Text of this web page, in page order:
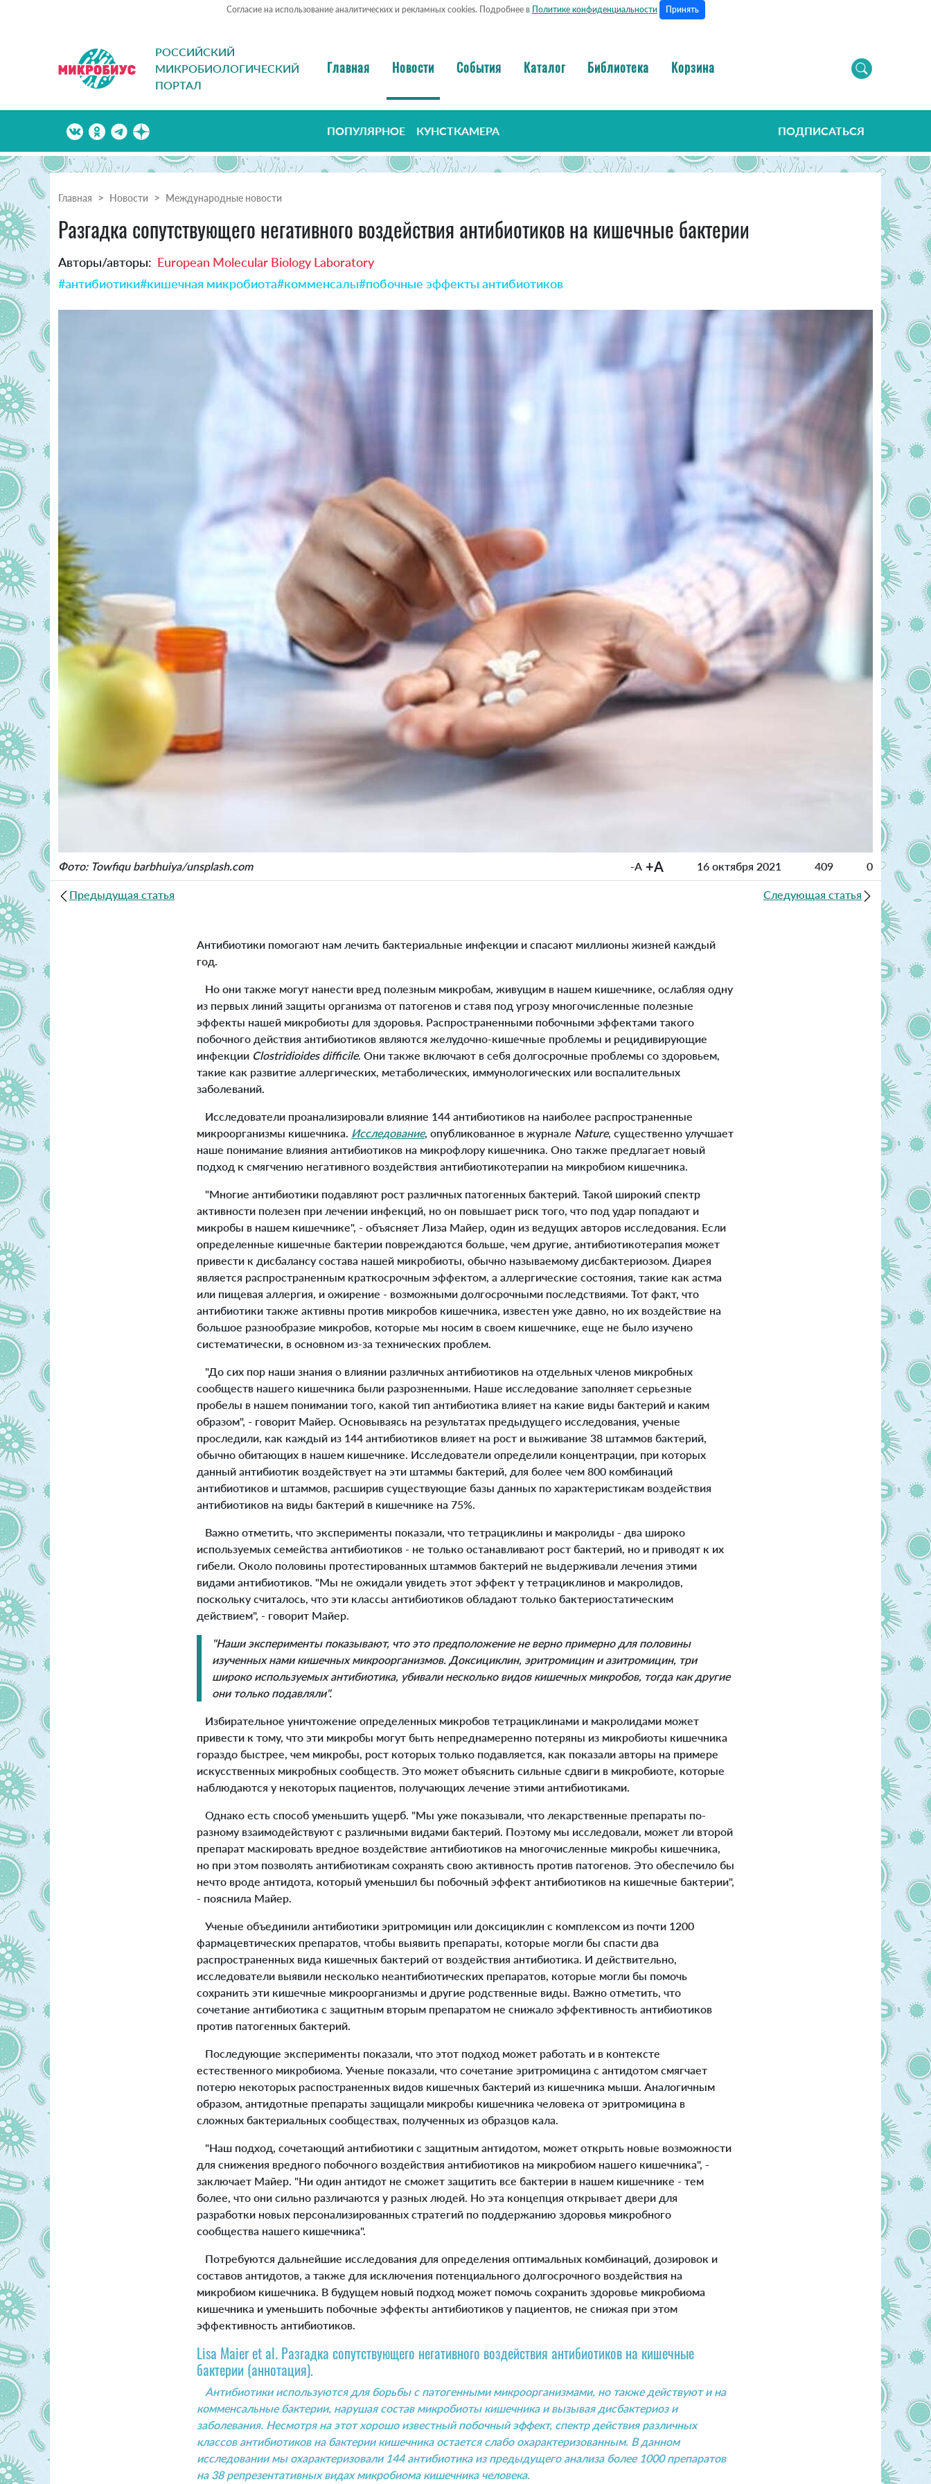
Согласие на использование аналитических и рекламных cookies. Подробнее в Политике конфиденциальности Принять
РОССИЙСКИЙ
МИКРОБИОЛОГИЧЕСКИЙ
ПОРТАЛ
Главная Новости События Каталог Библиотека Корзина
ПОПУЛЯРНОЕ КУНСТКАМЕРА ПОДПИСАТЬСЯ
Главная Новости Международные новости
Разгадка сопутствующего негативного воздействия антибиотиков на кишечные бактерии
Авторы/авторы: European Molecular Biology Laboratory
#антибиотики#кишечная микробиота#комменсалы#побочные эффекты антибиотиков
Фото: Towfiqu barbhuiya/unsplash.com -A +A 16 октября 2021 409 0
Предыдущая статья Следующая статья
Антибиотики помогают нам лечить бактериальные инфекции и спасают миллионы жизней каждый
год.
Но они также могут нанести вред полезным микробам, живущим в нашем кишечнике, ослабляя одну
из первых линий защиты организма от патогенов и ставя под угрозу многочисленные полезные
эффекты нашей микробиоты для здоровья. Распространенными побочными эффектами такого
побочного действия антибиотиков являются желудочно-кишечные проблемы и рецидивирующие
инфекции Clostridioides difficile. Они также включают в себя долгосрочные проблемы со здоровьем,
такие как развитие аллергических, метаболических, иммунологических или воспалительных
заболеваний.
Исследователи проанализировали влияние 144 антибиотиков на наиболее распространенные
микроорганизмы кишечника. Исследование, опубликованное в журнале Nature, существенно улучшает
наше понимание влияния антибиотиков на микрофлору кишечника. Оно также предлагает новый
подход к смягчению негативного воздействия антибиотикотерапии на микробиом кишечника.
"Многие антибиотики подавляют рост различных патогенных бактерий. Такой широкий спектр
активности полезен при лечении инфекций, но он повышает риск того, что под удар попадают и
микробы в нашем кишечнике", - объясняет Лиза Майер, один из ведущих авторов исследования. Если
определенные кишечные бактерии повреждаются больше, чем другие, антибиотикотерапия может
привести к дисбалансу состава нашей микробиоты, обычно называемому дисбактериозом. Диарея
является распространенным краткосрочным эффектом, а аллергические состояния, такие как астма
или пищевая аллергия, и ожирение - возможными долгосрочными последствиями. Тот факт, что
антибиотики также активны против микробов кишечника, известен уже давно, но их воздействие на
большое разнообразие микробов, которые мы носим в своем кишечнике, еще не было изучено
систематически, в основном из-за технических проблем.
"До сих пор наши знания о влиянии различных антибиотиков на отдельных членов микробных
сообществ нашего кишечника были разрозненными. Наше исследование заполняет серьезные
пробелы в нашем понимании того, какой тип антибиотика влияет на какие виды бактерий и каким
образом", - говорит Майер. Основываясь на результатах предыдущего исследования, ученые
проследили, как каждый из 144 антибиотиков влияет на рост и выживание 38 штаммов бактерий,
обычно обитающих в нашем кишечнике. Исследователи определили концентрации, при которых
данный антибиотик воздействует на эти штаммы бактерий, для более чем 800 комбинаций
антибиотиков и штаммов, расширив существующие базы данных по характеристикам воздействия
антибиотиков на виды бактерий в кишечнике на 75%.
Важно отметить, что эксперименты показали, что тетрациклины и макролиды - два широко
используемых семейства антибиотиков - не только останавливают рост бактерий, но и приводят к их
гибели. Около половины протестированных штаммов бактерий не выдерживали лечения этими
видами антибиотиков. "Мы не ожидали увидеть этот эффект у тетрациклинов и макролидов,
поскольку считалось, что эти классы антибиотиков обладают только бактериостатическим
действием", - говорит Майер.
"Наши эксперименты показывают, что это предположение не верно примерно для половины
изученных нами кишечных микроорганизмов. Доксициклин, эритромицин и азитромицин, три
широко используемых антибиотика, убивали несколько видов кишечных микробов, тогда как другие
они только подавляли".
Избирательное уничтожение определенных микробов тетрациклинами и макролидами может
привести к тому, что эти микробы могут быть непреднамеренно потеряны из микробиоты кишечника
гораздо быстрее, чем микробы, рост которых только подавляется, как показали авторы на примере
искусственных микробных сообществ. Это может объяснить сильные сдвиги в микробиоте, которые
наблюдаются у некоторых пациентов, получающих лечение этими антибиотиками.
Однако есть способ уменьшить ущерб. "Мы уже показывали, что лекарственные препараты по-
разному взаимодействуют с различными видами бактерий. Поэтому мы исследовали, может ли второй
препарат маскировать вредное воздействие антибиотиков на многочисленные микробы кишечника,
но при этом позволять антибиотикам сохранять свою активность против патогенов. Это обеспечило бы
нечто вроде антидота, который уменьшил бы побочный эффект антибиотиков на кишечные бактерии",
- пояснила Майер.
Ученые объединили антибиотики эритромицин или доксициклин с комплексом из почти 1200
фармацевтических препаратов, чтобы выявить препараты, которые могли бы спасти два
распространенных вида кишечных бактерий от воздействия антибиотика. И действительно,
исследователи выявили несколько неантибиотических препаратов, которые могли бы помочь
сохранить эти кишечные микроорганизмы и другие родственные виды. Важно отметить, что
сочетание антибиотика с защитным вторым препаратом не снижало эффективность антибиотиков
против патогенных бактерий.
Последующие эксперименты показали, что этот подход может работать и в контексте
естественного микробиома. Ученые показали, что сочетание эритромицина с антидотом смягчает
потерю некоторых распостраненных видов кишечных бактерий из кишечника мыши. Аналогичным
образом, антидотные препараты защищали микробы кишечника человека от эритромицина в
сложных бактериальных сообществах, полученных из образцов кала.
"Наш подход, сочетающий антибиотики с защитным антидотом, может открыть новые возможности
для снижения вредного побочного воздействия антибиотиков на микробиом нашего кишечника", -
заключает Майер. "Ни один антидот не сможет защитить все бактерии в нашем кишечнике - тем
более, что они сильно различаются у разных людей. Но эта концепция открывает двери для
разработки новых персонализированных стратегий по поддержанию здоровья микробного
сообщества нашего кишечника".
Потребуются дальнейшие исследования для определения оптимальных комбинаций, дозировок и
составов антидотов, а также для исключения потенциального долгосрочного воздействия на
микробиом кишечника. В будущем новый подход может помочь сохранить здоровье микробиома
кишечника и уменьшить побочные эффекты антибиотиков у пациентов, не снижая при этом
эффективность антибиотиков.
Lisa Maier et al. Разгадка сопутствующего негативного воздействия антибиотиков на кишечные
бактерии (аннотация).
Антибиотики используются для борьбы с патогенными микроорганизмами, но также действуют и на
комменсальные бактерии, нарушая состав микробиоты кишечника и вызывая дисбактериоз и
заболевания. Несмотря на этот хорошо известный побочный эффект, спектр действия различных
классов антибиотиков на бактерии кишечника остается слабо охарактеризованным. В данном
исследовании мы охарактеризовали 144 антибиотика из предыдущего анализа более 1000 препаратов
на 38 репрезентативных видах микробиома кишечника человека.